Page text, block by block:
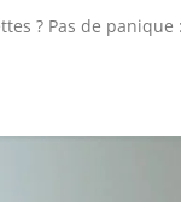
? Pas de panique